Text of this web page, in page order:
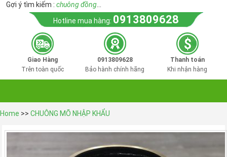
Gợi ý tìm kiếm : chuông đồng
Hotline mua hàng: 0913809628
Giao Hàng
Trên toàn quốc
0913809628
Bảo hành chính hãng
Thanh toán
Khi nhận hàng
Home >> CHUÔNG MÕ NHẬP KHẨU